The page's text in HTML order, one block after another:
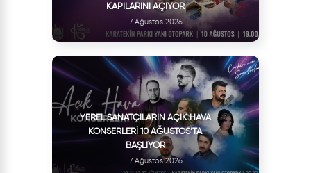
KAPILARINI AÇIYOR
7 Ağustos 2026
YEREL SANATÇILARIN AÇIK HAVA
KONSERLERI 10 AĞUSTOS’TA
BAŞLIYOR
7 Ağustos 2026